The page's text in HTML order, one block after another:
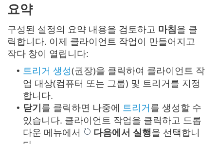
요약
구성된 설정의 요약 내용을 검토하고 마침을 클
릭합니다. 이제 클라이언트 작업이 만들어지고
작다 창이 열립니다:
• 트리거 생성(권장)을 클릭하여 클라이언트 작
업 대상(컴퓨터 또는 그룹) 및 트리거를 지정
합니다.
• 닫기를 클릭하면 나중에 트리거를 생성할 수
있습니다. 클라이언트 작업을 클릭하고 드롭
다운 메뉴에서
다음에서 실행을 선택합니